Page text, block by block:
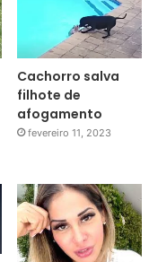
Cachorro salva
filhote de
afogamento
fevereiro 11, 2023